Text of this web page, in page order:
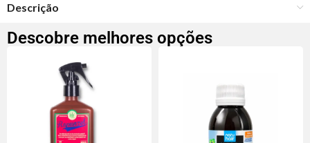
Descrição
Descobre melhores opções